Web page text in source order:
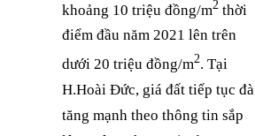
khoảng 10 triệu đồng/m2 thời
điểm đầu năm 2021 lên trên
dưới 20 triệu đồng/m2. Tại
H.Hoài Đức, giá đất tiếp tục đà
tăng mạnh theo thông tin sắp